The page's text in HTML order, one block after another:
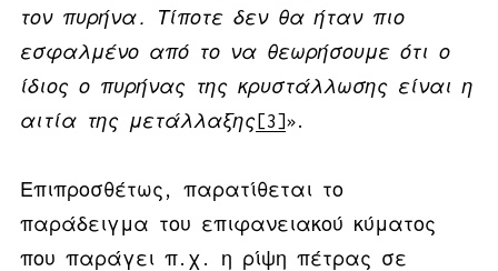
τον πυρήνα. Τίποτε δεν θα ήταν πιο
εσφαλμένο από το να θεωρήσουμε ότι ο
ίδιος ο πυρήνας της κρυστάλλωσης είναι η
αιτία της μετάλλαξης [3]».
Επιπροσθέτως, παρατίθεται το
παράδειγμα του επιφανειακού κύματος
που παράγει π.χ. η ρίψη πέτρας σε